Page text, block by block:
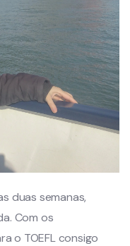
duas semanas,
Com os
o TOEFL consigo